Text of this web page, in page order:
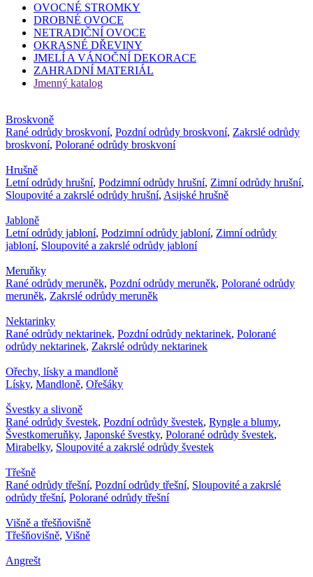
OVOCNÉ STROMKY
DROBNÉ OVOCE
NETRADIČNÍ OVOCE
OKRASNÉ DŘEVINY
JMELÍ A VÁNOČNÍ DEKORACE
ZAHRADNÍ MATERIÁL
Jmenný katalog
Broskvoně
Rané odrůdy broskvoní, Pozdní odrůdy broskvoní, Zakrslé odrůdy
broskvoní, Polorané odrůdy broskvoní
Hrušně
Letní odrůdy hrušní, Podzimní odrůdy hrušní, Zimní odrůdy hrušní,
Sloupovité a zakrslé odrůdy hrušní, Asijské hrušně
Jabloně
Letní odrůdy jabloní, Podzimní odrůdy jabloní, Zimní odrůdy
jabloní, Sloupovité a zakrslé odrůdy jabloní
Meruňky
Rané odrůdy meruněk, Pozdní odrůdy meruněk, Polorané odrůdy
meruněk, Zakrslé odrůdy meruněk
Nektarinky
Rané odrůdy nektarinek, Pozdní odrůdy nektarinek, Polorané
odrůdy nektarinek, Zakrslé odrůdy nektarinek
Ořechy, lísky a mandloně
Lísky, Mandloně, Ořešáky
Švestky a slivoně
Rané odrůdy švestek, Pozdní odrůdy švestek, Ryngle a blumy,
Švestkomeruňky, Japonské švestky, Polorané odrůdy švestek,
Mirabelky, Sloupovité a zakrslé odrůdy švestek
Třešně
Rané odrůdy třešní, Pozdní odrůdy třešní, Sloupovité a zakrslé
odrůdy třešní, Polorané odrůdy třešní
Višně a třešňovišně
Třešňovišně, Višně
Angrešt